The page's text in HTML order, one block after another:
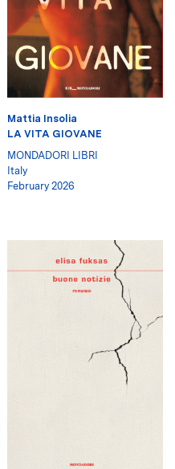
Mattia Insolia
LA VITA GIOVANE
MONDADORI LIBRI
Italy
February 2026